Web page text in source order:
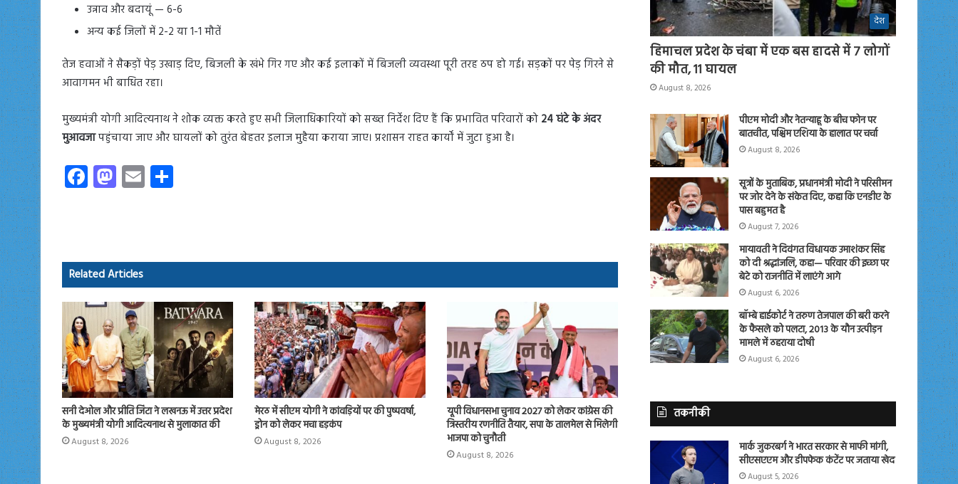
उन्नाव और बदायूं — 6-6
अन्य कई जिलों में 2-2 या 1-1 मौतें
तेज हवाओं ने सैकड़ों पेड़ उखाड़ दिए, बिजली के खंभे गिर गए और कई इलाकों में बिजली व्यवस्था पूरी तरह ठप हो गई। सड़कों पर पेड़ गिरने से
आवागमन भी बाधित रहा।
मुख्यमंत्री योगी आदित्यनाथ ने शोक व्यक्त करते हुए सभी जिलाधिकारियों को सख्त निर्देश दिए हैं कि प्रभावित परिवारों को 24 घंटे के अंदर
मुआवजापहुंचाया जाए और घायलों को तुरंत बेहतर इलाज मुहैया कराया जाए। प्रशासन राहत कार्यों में जुटा हुआ है।
Fa
ce
ok
M
as
o
n
E
m
Related Articles
सनी देओल और प्रीति जिंटा ने लखनऊ में उत्तर प्रदेश
के मुख्यमंत्री योगी आदित्यनाथ से मुलाकात की
August 8, 2026
मेरठ में सीएम योगी ने कांवड़ियों पर की पुष्पवर्षा,
ड्रोन को लेकर मचा हड़कंप
August 8, 2026
यूपी विधानसभा चुनाव 2027 को लेकर कांग्रेस की
त्रिस्तरीय रणनीति तैयार, सपा के तालमेल से मिलेगी
भाजपा को चुनौती
August 8, 2026
देश
हिमाचल प्रदेश के चंबा में एक बस हादसे में 7 लोगों
की मौत, 11 घायल
August 8, 2026
पीएम मोदी और नेतन्याहू के बीच फोन पर
बातचीत, पश्चिम एशिया के हालात पर चर्चा
August 8, 2026
सूत्रों के मुताबिक, प्रधानमंत्री मोदी ने परिसीमन
पर जोर देने के संकेत दिए, कहा कि एनडीए के
पास बहुमत है
August 7, 2026
मायावती ने दिवंगत विधायक उमाशंकर सिंह
को दी श्रद्धांजलि, कहा— परिवार की इच्छा पर
बेटे को राजनीति में लाएंगे आगे
August 6, 2026
बॉम्बे हाईकोर्ट ने तरुण तेजपाल की बरी करने
के फैसले को पलटा, 2013 के यौन उत्पीड़न
मामले में ठहराया दोषी
August 6, 2026
तकनीकी
मार्क जुकरबर्ग ने भारत सरकार से माफी मांगी,
सीएसएएम और डीपफेक कंटेंट पर जताया खेद
August 5, 2026